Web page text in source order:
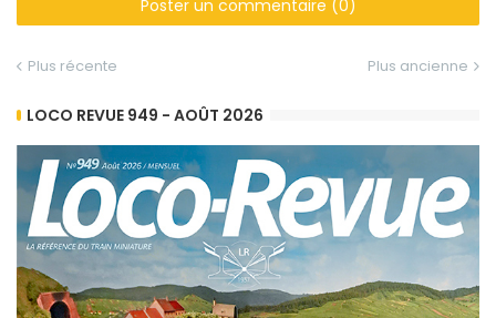
Poster un commentaire (0)
Plus récente Plus ancienne
LOCO REVUE 949 - AOÛT 2026